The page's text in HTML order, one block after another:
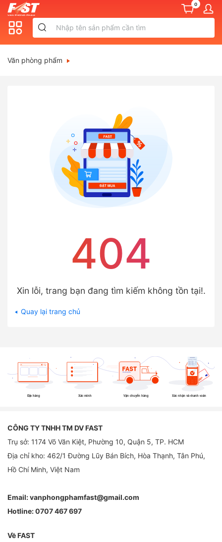
0
Văn phòng phẩm
404
Xin lỗi, trang bạn đang tìm kiếm không tồn tại!.
Quay lại trang chủ
Đặt hàng Xác minh Vận chuyển hàng Xác nhận và thanh toán
CÔNG TY TNHH TM DV FAST
Trụ sở: 1174 Võ Văn Kiệt, Phường 10, Quận 5, TP. HCM
Địa chỉ kho: 462/1 Đường Lũy Bán Bích, Hòa Thạnh, Tân Phú,
Hồ Chí Minh, Việt Nam
Email:vanphongphamfast@gmail.com
Hotline:0707 467 697
Về FAST